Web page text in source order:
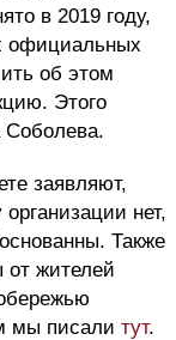
в 2019 году,
официальных
об этом
Этого
Соболева.
заявляют,
нет,
Также
от жителей
мы писали тут.